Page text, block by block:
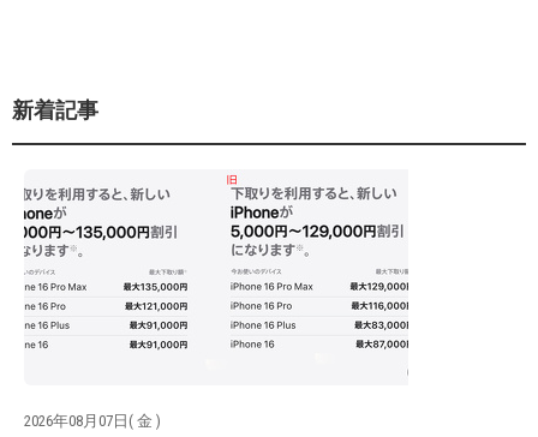
新着記事
2026年08月07日( 金 )